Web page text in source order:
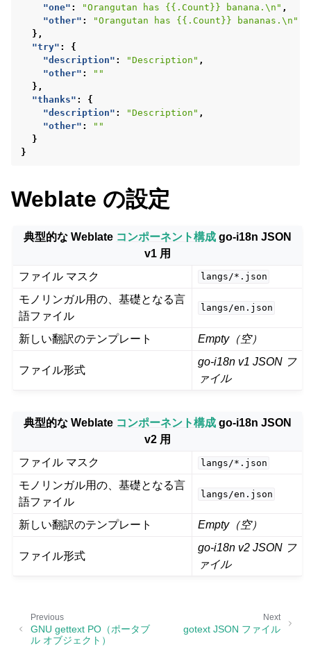
navigation of 導入方法
"one" : "Orangutan has {{.Count}} banana.\n" ,
"other" :
"Orangutan has {{.Count}} bananas.\n"
},
"try" :
{
"description" : "Description" ,
"other" :
""
},
"thanks" :
{
"description" : "Description" ,
"other" :
""
}
}
Weblate の設定
典型的な Weblate コンポーネント構成 go-i18n JSON
v1 用
ファイル マスク
langs/*.json
モノリンガル用の、基礎となる言
語ファイル
langs/en.json
新しい翻訳のテンプレート Empty（空）
ファイル形式
go-i18n v1 JSON フ
ァイル
典型的な Weblate コンポーネント構成 go-i18n JSON
v2 用
ファイル マスク
langs/*.json
モノリンガル用の、基礎となる言
語ファイル
langs/en.json
新しい翻訳のテンプレート Empty（空）
ファイル形式
go-i18n v2 JSON フ
ァイル
Next
gotext JSON ファイル
Previous
GNU gettext PO（ポータブ
ル オブジェクト）